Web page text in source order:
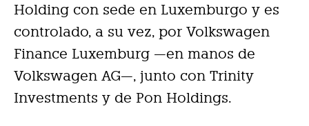
Holding con sede en Luxemburgo y es
controlado, a su vez, por Volkswagen
Finance Luxemburg —en manos de
Volkswagen AG—, junto con Trinity
Investments y de Pon Holdings.